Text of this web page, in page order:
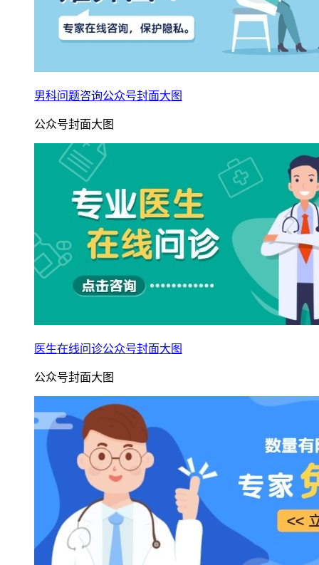
男科问题咨询公众号封面大图
公众号封面大图
医生在线问诊公众号封面大图
公众号封面大图